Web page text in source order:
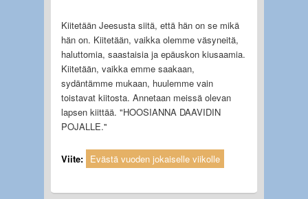
Kiitetään Jeesusta siitä, että hän on se mikä
hän on. Kiitetään, vaikka olemme väsyneitä,
haluttomia, saastaisia ja epäuskon kiusaamia.
Kiitetään, vaikka emme saakaan,
sydäntämme mukaan, huulemme vain
toistavat kiitosta. Annetaan meissä olevan
lapsen kiittää. "HOOSIANNA DAAVIDIN
POJALLE.''
Viite: Evästä vuoden jokaiselle viikolle